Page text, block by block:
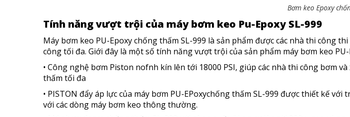
Bơm keo Epoxy
Tính năng vượt trội của máy bơm keo Pu-Epoxy SL-999
Máy bơm keo PU-Epoxy chống thấm SL-999 là sản phẩm được các nhà thi công
công tối đa. Giới đây là một số tính năng vượt trội của sản phẩm máy bơm keo
• Công nghệ bơm Piston nofnh kín lên tới 18000 PSI, giúp các nhà thi công bơm
thấm tối đa
• PISTON đẩy áp lực của máy bơm PU-EPoxychống thấm SL-999 được thiết kế
với các dòng máy bơm keo thông thường.